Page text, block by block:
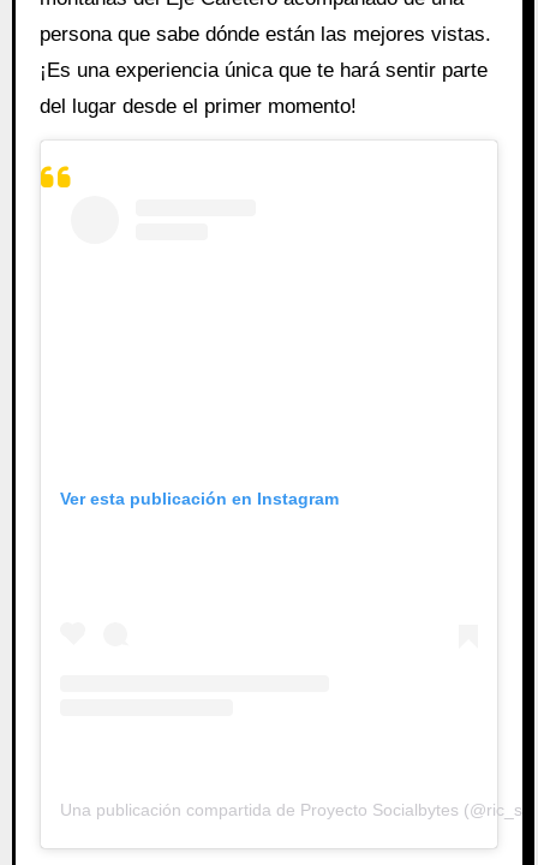
persona que sabe dónde están las mejores vistas.
¡Es una experiencia única que te hará sentir parte
del lugar desde el primer momento!
Ver esta publicación en Instagram
Una publicación compartida de Proyecto Socialbytes